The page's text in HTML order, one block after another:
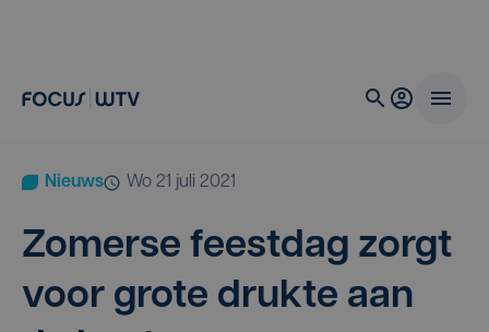
Nieuws wo 21 juli 2021
Zomer­se feest­dag zorgt
voor gro­te druk­te aan